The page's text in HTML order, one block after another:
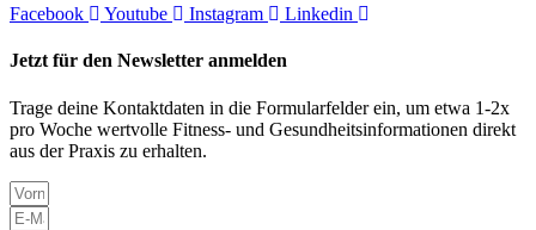
Facebook Youtube Instagram Linkedin
Jetzt für den Newsletter anmelden
Trage deine Kontaktdaten in die Formularfelder ein, um etwa 1-2x
pro Woche wertvolle Fitness- und Gesundheitsinformationen direkt
aus der Praxis zu erhalten.